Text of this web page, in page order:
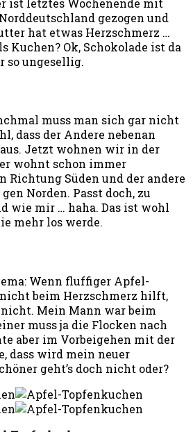
gezogen und
hat etwas Herzschmerz …
Kuchen? Ok, Schokolade ist da
so ungesellig.
muss man sich gar nicht
dass der Andere nebenan
Jetzt wohnen wir in der
wohnt schon immer
Richtung Süden und der andere
Norden. Passt doch, zu
wie mir … haha. Das ist wohl
mehr los werde.
Wenn fluffiger Apfel-
beim Herzschmerz hilft,
Mein Mann war beim
muss ja die Flocken nach
aber im Vorbeigehen mit der
dass wird mein neuer
geht’s doch nicht oder?